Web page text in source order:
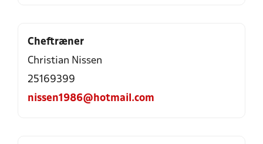
Cheftræner
Christian Nissen
25169399
nissen1986@hotmail.com